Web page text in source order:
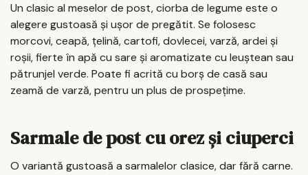
Un clasic al meselor de post, ciorba de legume este o
alegere gustoasă și ușor de pregătit. Se folosesc
morcovi, ceapă, țelină, cartofi, dovlecei, varză, ardei și
roșii, fierte în apă cu sare și aromatizate cu leuștean sau
pătrunjel verde. Poate fi acrită cu borș de casă sau
zeamă de varză, pentru un plus de prospețime.
Sarmale de post cu orez și ciuperci
O variantă gustoasă a sarmalelor clasice, dar fără carne.